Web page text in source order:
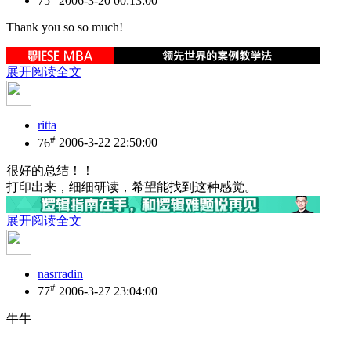
Thank you so so much!
展开阅读全文
ritta
76# 2006-3-22 22:50:00
很好的总结！！
打印出来，细细研读，希望能找到这种感觉。
展开阅读全文
nasrradin
77# 2006-3-27 23:04:00
牛牛